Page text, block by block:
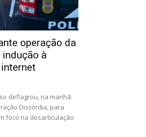
operação da
indução à
deflagrou, na manhã
Discórdia, para
foco na desarticulação